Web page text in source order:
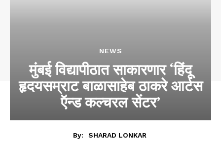
NEWS
मुंबई विद्यापीठात साकारणार ‘हिंदू
हृदयसम्राट बाळासाहेब ठाकरे आर्टस
ऍन्ड कल्चरल सेंटर’
By:
SHARAD LONKAR